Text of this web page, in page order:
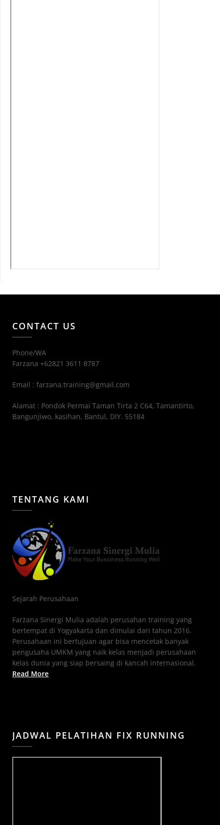
CONTACT US
Phone/WA
Farzana +62821 3611 8787
Email : farzana.training@gmail.com
Alamat : Pondok Permai Taman Tirta 2 C64, Tamantirto,
Bangunjiwo, kasihan, Bantul, DIY. 55184
TENTANG KAMI
Sejarah Perusahaan
Farzana Sinergi Mulia adalah perusahan training yang
bertempat di Yogyakarta dan dimulai dari tahun 2016.
Perusahaan ini bertujuan agar bisa mencetak banyak
pengusaha UMKM yang naik kelas menjadi perusahaan
kelas dunia yang siap bersaing di kancah internasional.
Read More
JADWAL PELATIHAN FIX RUNNING